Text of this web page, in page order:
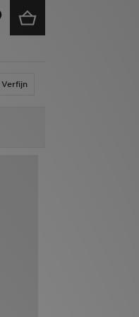
Verfijn